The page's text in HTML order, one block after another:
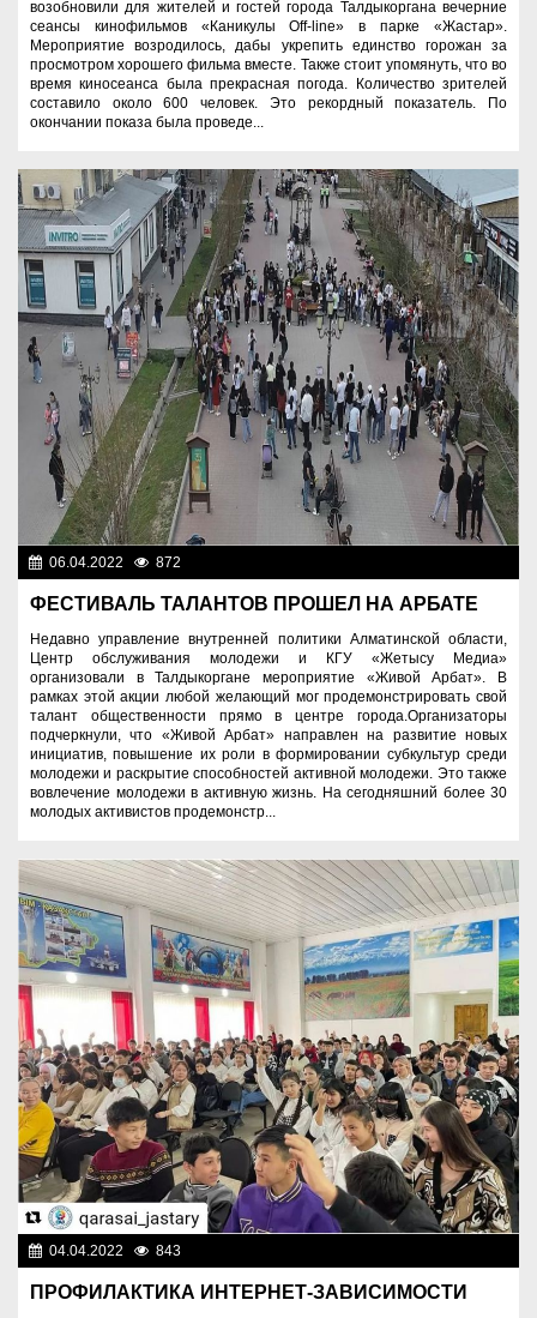
возобновили для жителей и гостей города Талдыкоргана вечерние
сеансы кинофильмов «Каникулы Off-line» в парке «Жастар».
Мероприятие возродилось, дабы укрепить единство горожан за
просмотром хорошего фильма вместе. Также стоит упомянуть, что во
время киносеанса была прекрасная погода. Количество зрителей
составило около 600 человек. Это рекордный показатель. По
окончании показа была проведе...
06.04.2022 872
ФЕСТИВАЛЬ ТАЛАНТОВ ПРОШЕЛ НА АРБАТЕ
Недавно управление внутренней политики Алматинской области,
Центр обслуживания молодежи и КГУ «Жетысу Медиа»
организовали в Талдыкоргане мероприятие «Живой Арбат». В
рамках этой акции любой желающий мог продемонстрировать свой
талант общественности прямо в центре города. ​Организаторы
подчеркнули, что «Живой Арбат» направлен на развитие новых
инициатив, повышение их роли в формировании субкультур среди
молодежи и раскрытие способностей активной молодежи. Это также
вовлечение молодежи в активную жизнь. На сегодняшний более 30
молодых активистов продемонстр...
04.04.2022 843
ПРОФИЛАКТИКА ИНТЕРНЕТ-ЗАВИСИМОСТИ